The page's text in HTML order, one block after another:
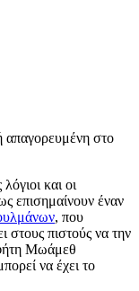
στο
και οι
επισημαίνουν έναν
, που
στους πιστούς να την
Μωάμεθ
να έχει το